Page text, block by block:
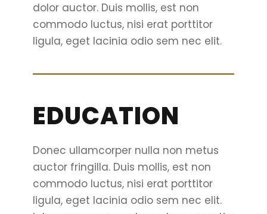
dolor auctor. Duis mollis, est non
commodo luctus, nisi erat porttitor
ligula, eget lacinia odio sem nec elit.
EDUCATION
Donec ullamcorper nulla non metus
auctor fringilla. Duis mollis, est non
commodo luctus, nisi erat porttitor
ligula, eget lacinia odio sem nec elit.